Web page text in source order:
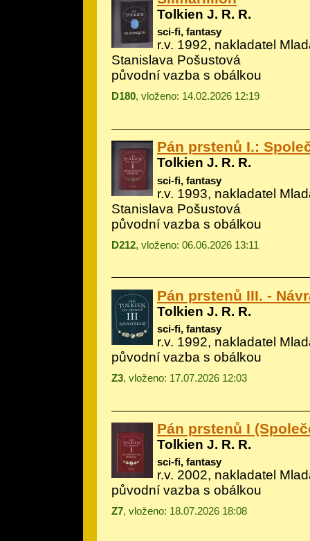
Tolkien J. R. R.
sci-fi, fantasy
r.v. 1992, nakladatel
Stanislava Pošustová
původní vazba s obálkou
D180, vloženo: 14.02.2026 12:19
Pán prstenů I.:
Tolkien J. R. R.
sci-fi, fantasy
r.v. 1993, nakladatel
Stanislava Pošustová
původní vazba s obálkou
D212, vloženo: 06.06.2026 13:11
Pán prstenů III. -
Tolkien J. R. R.
sci-fi, fantasy
r.v. 1992, nakladatel
původní vazba s obálkou
Z3, vloženo: 17.07.2026 12:03
Pán prstenů I
Tolkien J. R. R.
sci-fi, fantasy
r.v. 2002, nakladatel
původní vazba s obálkou
Z7, vloženo: 18.07.2026 18:08